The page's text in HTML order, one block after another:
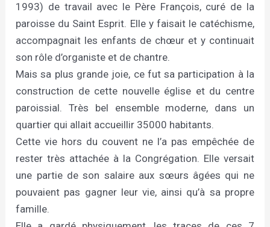
1993) de travail avec le Père François, curé de la
paroisse du Saint Esprit. Elle y faisait le catéchisme,
accompagnait les enfants de chœur et y continuait
son rôle d’organiste et de chantre.
Mais sa plus grande joie, ce fut sa participation à la
construction de cette nouvelle église et du centre
paroissial. Très bel ensemble moderne, dans un
quartier qui allait accueillir 35000 habitants.
Cette vie hors du couvent ne l’a pas empêchée de
rester très attachée à la Congrégation. Elle versait
une partie de son salaire aux sœurs âgées qui ne
pouvaient pas gagner leur vie, ainsi qu’à sa propre
famille.